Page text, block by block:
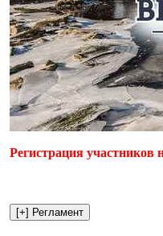
Регистрация участников